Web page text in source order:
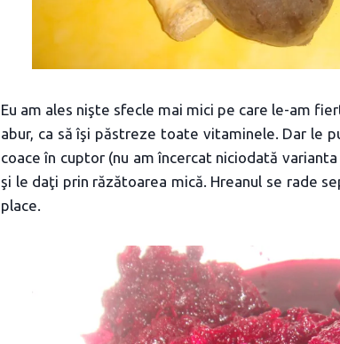
Eu am ales nişte sfecle mai mici pe care le-am
abur, ca să îşi păstreze toate vitaminele. Dar le
coace în cuptor (nu am încercat niciodată
şi le daţi prin răzătoarea mică. Hreanul se rade
place.